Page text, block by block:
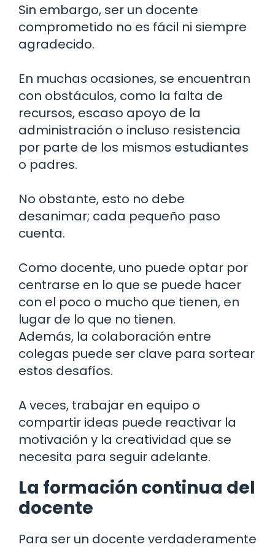
Sin embargo, ser un docente
comprometido no es fácil ni siempre
agradecido.
En muchas ocasiones, se encuentran
con obstáculos, como la falta de
recursos, escaso apoyo de la
administración o incluso resistencia
por parte de los mismos estudiantes
o padres.
No obstante, esto no debe
desanimar; cada pequeño paso
cuenta.
Como docente, uno puede optar por
centrarse en lo que se puede hacer
con el poco o mucho que tienen, en
lugar de lo que no tienen.
Además, la colaboración entre
colegas puede ser clave para sortear
estos desafíos.
A veces, trabajar en equipo o
compartir ideas puede reactivar la
motivación y la creatividad que se
necesita para seguir adelante.
La formación continua del
docente
Para ser un docente verdaderamente